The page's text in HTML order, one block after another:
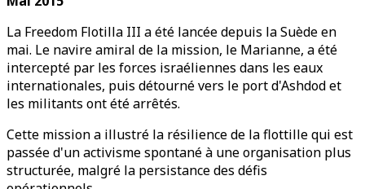
La Freedom Flotilla III a été lancée depuis la Suède en
mai. Le navire amiral de la mission, le Marianne, a été
intercepté par les forces israéliennes dans les eaux
internationales, puis détourné vers le port d'Ashdod et
les militants ont été arrêtés.
Cette mission a illustré la résilience de la flottille qui est
passée d'un activisme spontané à une organisation plus
structurée, malgré la persistance des défis